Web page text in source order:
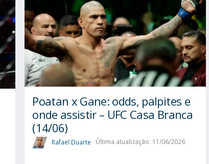
Poatan x Gane: odds, palpites e
onde assistir – UFC Casa Branca
(14/06)
Rafael Duarte Última atualização: 11/06/2026